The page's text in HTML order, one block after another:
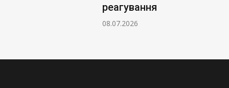
реагування
08.07.2026